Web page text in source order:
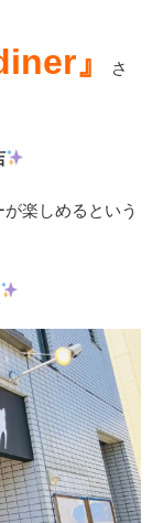
』
さ
楽しめるという